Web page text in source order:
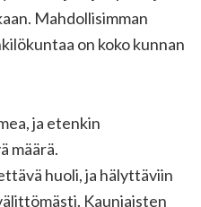
Mahdollisimman
on koko kunnan
ja etenkin
määrä.
huoli, ja hälyttäviin
Kauniaisten